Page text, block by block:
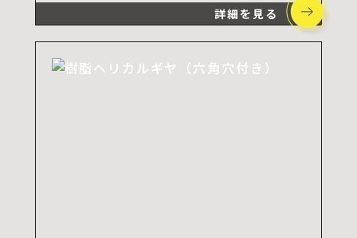
詳細を見る